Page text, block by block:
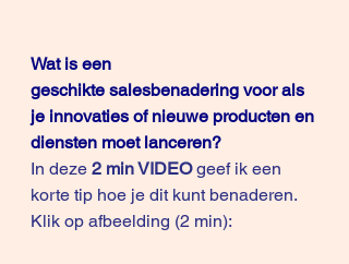
Wat is een
geschikte salesbenadering voor als
je innovaties of nieuwe producten en
diensten moet lanceren?
In deze 2 min VIDEO geef ik een
korte tip hoe je dit kunt benaderen.
Klik op afbeelding (2 min):